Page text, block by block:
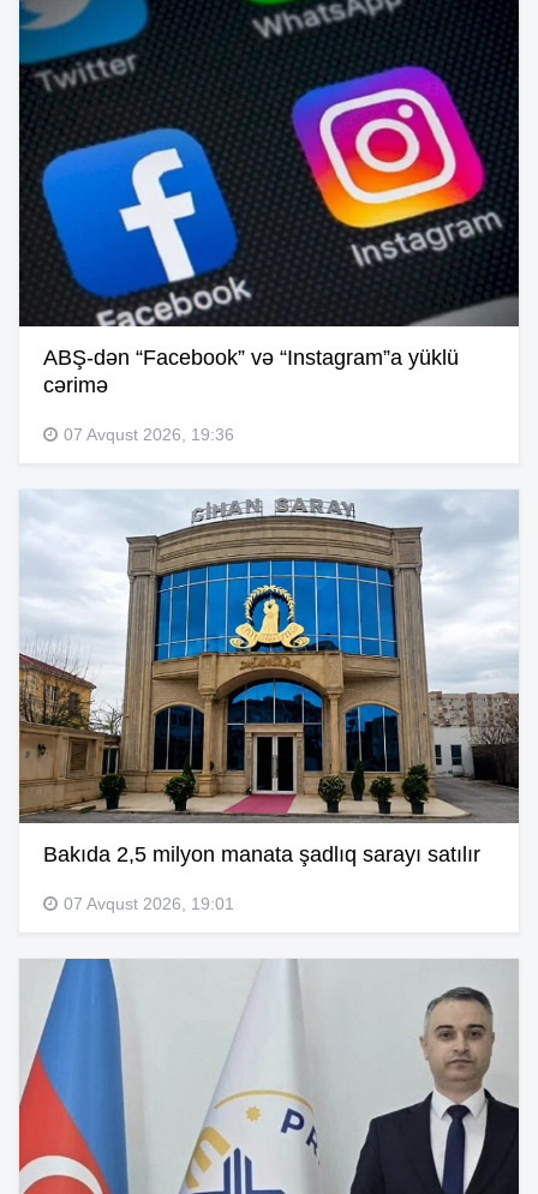
ABŞ-dən “Facebook” və “Instagram”a yüklü
cərimə
07 Avqust 2026, 19:36
Bakıda 2,5 milyon manata şadlıq sarayı satılır
07 Avqust 2026, 19:01